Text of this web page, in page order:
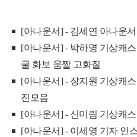
[아나운서] - 김세연 아나운
[아나운서] - 박하명 기상캐
굴 화보 움짤 고화질
[아나운서] - 장지원 기상캐
진모음
[아나운서] - 신미림 기상캐
[아나운서] - 이세영 기자 인